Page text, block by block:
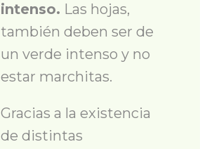
intenso. Las hojas,
también deben ser de
un verde intenso y no
estar marchitas.
Gracias a la existencia
de distintas